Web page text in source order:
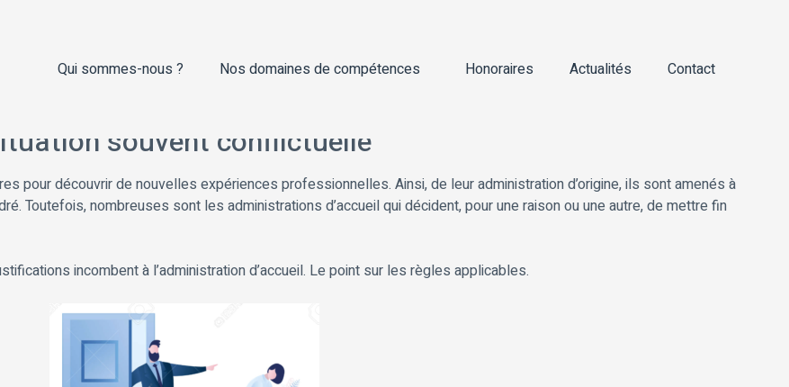
Qui sommes-nous ? Nos domaines de compétences Honoraires Actualités Contact
souvent conflictuelle
pour découvrir de nouvelles expériences professionnelles. Ainsi, de leur administration d’origine, ils sont amenés à
Toutefois, nombreuses sont les administrations d’accueil qui décident, pour une raison ou une autre, de mettre fin
incombent à l’administration d’accueil. Le point sur les règles applicables.